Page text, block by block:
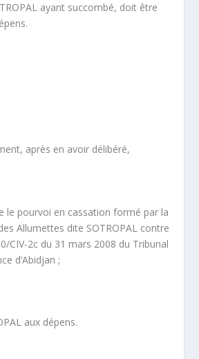
ayant succombé, doit être
après en avoir délibéré,
le pourvoi en cassation formé par la
Allumettes dite SOTROPAL contre
CIV-2c du 31 mars 2008 du Tribunal
d’Abidjan ;
aux dépens.